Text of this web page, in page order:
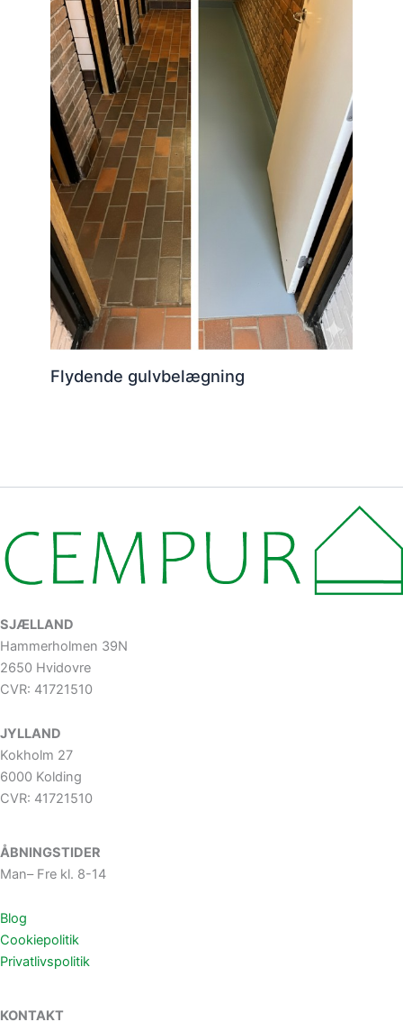
Flydende gulvbelægning
SJÆLLAND
Hammerholmen 39N
2650 Hvidovre
CVR: 41721510
JYLLAND
Kokholm 27
6000 Kolding
CVR: 41721510
ÅBNINGSTIDER
Man– Fre kl. 8-14
Blog
Cookiepolitik
Privatlivspolitik
KONTAKT